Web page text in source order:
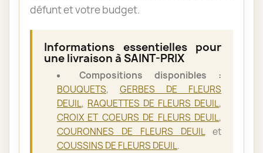
défunt et votre budget.
Informations essentielles pour
une livraison à SAINT-PRIX
Compositions disponibles :
BOUQUETS, GERBES DE FLEURS
DEUIL, RAQUETTES DE FLEURS DEUIL,
CROIX ET COEURS DE FLEURS DEUIL,
COURONNES DE FLEURS DEUILet
COUSSINS DE FLEURS DEUIL.